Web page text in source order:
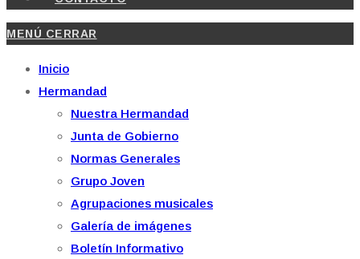
MENÚ CERRAR
Inicio
Hermandad
Nuestra Hermandad
Junta de Gobierno
Normas Generales
Grupo Joven
Agrupaciones musicales
Galería de imágenes
Boletín Informativo